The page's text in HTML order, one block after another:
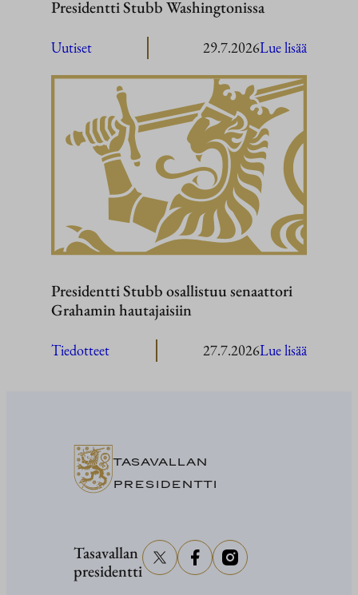
Presidentti Stubb Washingtonissa
Uutiset 29.7.2026Lue lisää
Presidentti Stubb osallistuu senaattori
Grahamin hautajaisiin
Tiedotteet 27.7.2026Lue lisää
TASAVALLAN
PRESIDENTTI
Tasavallan
presidentti